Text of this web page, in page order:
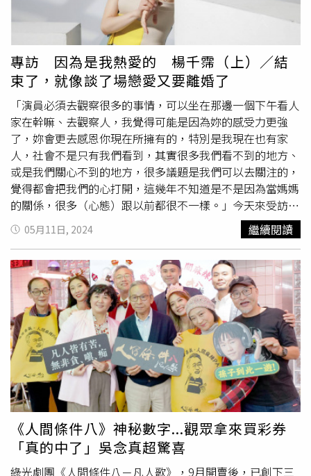
傻瓜》，還有兩個多月時間，他就開始失眠了，躺上床就開
始想台詞、想歌詞，馬上寫下來準備跟導演討論，半夜三點
睡不了，乾脆起床做運動，到早上打理小孩上學，然後又開
始投入排練，身處在這個輪迴裡面，聽起來很辛苦，但小煜
樂在其中，傻瓜不傻，因為很清楚那個滿足感。（圖／林士
傑攝）楊奇煜生日：7月5日舞台劇演出作品2016年《寂寞
瑪奇朵》2019年《飲食男女》2021年《生命中最美好的５
分鐘》2022年《我在詐騙公司上班》2025年《三個傻瓜》
5/2-4、5/9-11 臺北市藝文推廣處城市舞台5/17臺南文化中
心 演藝廳5/30 高雄衛武營國家戲劇文化中心歌劇院6/14-15
臺中國家歌劇院大劇院
授。（圖／綠光劇團提供）這次重返舞台，對譚艾珍來說，
是一次充滿挑戰的經歷。在《當妳轉身之後》開排的同時，
她也遭遇了詐騙集團的圈套，詐騙過程長達兩個月，幸好在
她即將支付第二筆款項時，警方及時介入，成功逮捕了詐騙
成員，讓這場騙局劃下句點。派出所所長的一句「這齣戲結
束了」讓她頓時明白，自己竟親身陷入了一場戲劇般的詐騙
過程。此次的事件與舞台劇演出，讓譚艾珍不禁感嘆「戲如
人生，人生如戲」，她提到自己在戲中飾演癌末教授的大學
老師，其中一句對白特別觸動她：「重要的是，怎麼真實面
對自己的人生」，彷彿也是在提醒自己，讓她開始重新審視
未來。現年71歲的譚艾珍表示，自己還有許多目標和學習的
事物。她幽默地提到，儘管這次被騙了，但她以豁達的態度
看待此事，視其為一堂難得的「成長課程」，譚艾珍笑說：
「如果能活到90歲，還有很多事情可以學、可以做。」也更
加肯定了自己在演完《當妳轉身之後》的退休計畫。王琄
（右）與譚艾珍（左）一同讀童書的場景，成為劇中最動容
的其中一幕。（圖／綠光劇團提供）《當妳轉身之後》巡演
進入尾聲，演員們紛紛分享演出過程中的體悟。王琄飾演的
姚麗玲教授，從一絲不苟的文學教授到面對癌症無可避免的
生命終點，她認為「放下」比「拿起」更難，也需要更多練
習。她坦言，巡演的結束就像角色的生命走到盡頭，必須逐
步釋懷，才能減少情感上的衝擊。曾少宗則表示，這次演出
讓他與家人開始討論生死話題，戲劇不僅讓他感受角色的成
長，也讓他對生命有更深刻的理解。《當妳轉身之後》
2024.03.15-16臺南文化中心演藝廳，3.22-23臺北市藝文推
廣處城市舞台，購票請上Opentix售票系統。
專訪 因為是我熱愛的 楊千霈（上）／結
束了，就像談了場戀愛又要離婚了
「演員必須去觀察很多的事情，可以坐在那邊一個下午看人
家在幹嘛、去觀察人，我覺得可能是因為妳的感受力更強
了，妳會更去感恩你現在所擁有的，特別是我現在也有家
人，社會不是只有我們看到，其實很多我們看不到的地方、
或是我們關心不到的地方，很多議題是我們可以去關注的，
覺得都會把我們的心打開，這幾年不知道是不是因為當媽媽
的關係，很多（心態）跟以前都很不一樣。」今天來受訪的
是「演員」楊千霈，主持方面的成績太亮眼，常常讓人忽略
她也是學戲劇出身的演員，熱愛的事情永遠都刻在心裡，當
機緣來臨時，一切發生得順其自然，大學時代楊千霈就邊演
戲邊主持，為了兼顧學業，給自己設定每年寒暑假交出一到
兩部作品，主持跟演戲都喜歡，雙頭並進也是人生的選項，
何樂而不為？（圖／林士傑攝）「2012年第一次演出英國
劇作家王爾德的《不可兒戲》舞台劇，很開心第一次演出舞
台劇，而且還可以在國家戲劇院演出，感覺真的可以學以致
用了，後來陸陸續續有演幾個舞台劇，但是我覺得可能是後
面幾年，大家對我金馬（紅毯主持）的印象太過於深刻，所
以就變成大家好像都會只記得我是主持人，不管是主持典
禮、或者是主持一些記者會、政府活動……就大家只要想到
頒獎典禮或是紅毯，馬上就『千霈，你可不可以有時間來參
與我們這次的主持？』大家好像不會把我跟演員聯想在一
起，久而久之這個（演員）身份真的是被淡忘了。」楊千霈
回憶去年生日那天去看了老友屈中恆的舞台劇，想著有天兩
05月11日, 2024 繼續閱讀
《人間條件八》神秘數字...觀眾拿來買彩券
「真的中了」吳念真超驚喜
綠光劇團《人間條件八－凡人歌》，9月開賣後，已創下三